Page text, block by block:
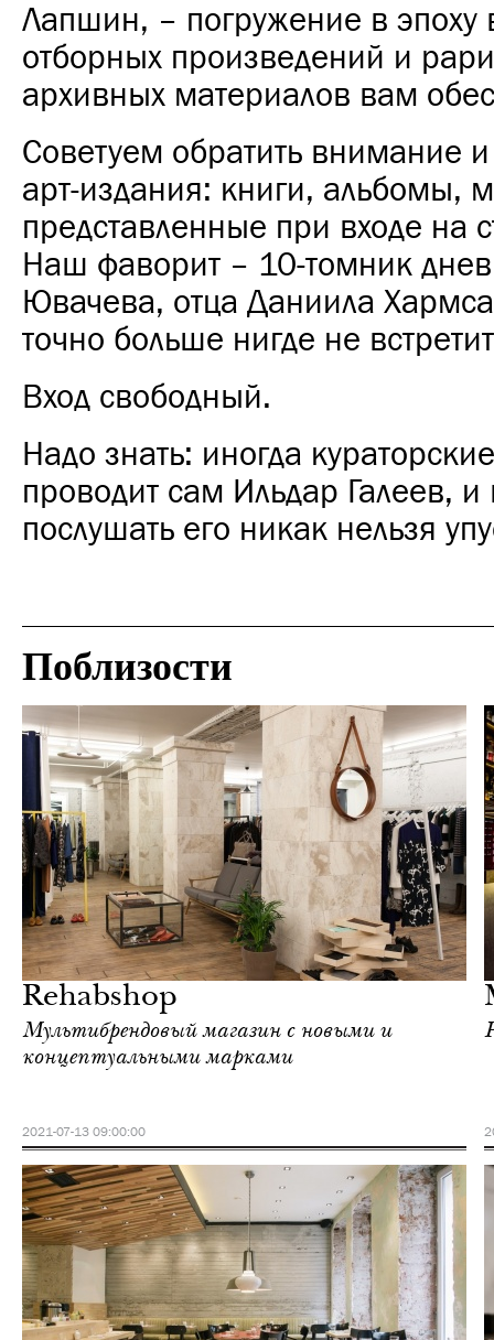
Лапшин, – погружение в эпоху
отборных произведений и
архивных материалов вам
Советуем обратить внимание
арт-издания: книги, альбомы,
представленные при входе на
Наш фаворит – 10-томник
Ювачева, отца Даниила
точно больше нигде не
Вход свободный.
Надо знать: иногда
проводит сам Ильдар Галеев,
послушать его никак нельзя
Поблизости
Rehabshop
Мультибрендовый магазин с новыми и
концептуальными марками
2021-07-13 09:00:00